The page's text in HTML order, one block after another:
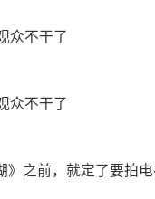
》之前，就定了要拍